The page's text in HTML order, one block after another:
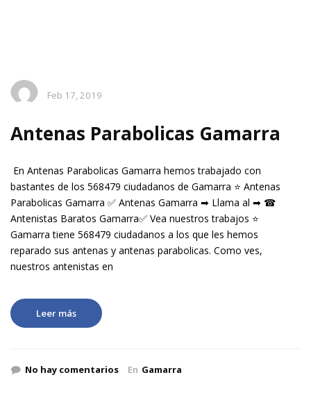
Feb 17, 2019
Antenas Parabolicas Gamarra
En Antenas Parabolicas Gamarra hemos trabajado con
bastantes de los 568479 ciudadanos de Gamarra ⭐ Antenas
Parabolicas Gamarra ✅ Antenas Gamarra ➡ Llama al ➡ ☎
Antenistas Baratos Gamarra✅ Vea nuestros trabajos ⭐
Gamarra tiene 568479 ciudadanos a los que les hemos
reparado sus antenas y antenas parabolicas. Como ves,
nuestros antenistas en
Leer más
No hay comentarios En Gamarra